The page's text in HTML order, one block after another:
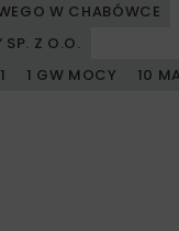
W CHABÓWCE
SP. Z O.O.
1 1 GW MOCY 10